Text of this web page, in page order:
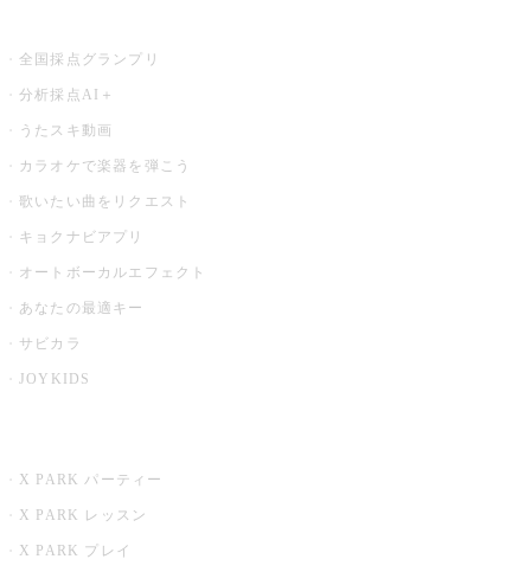
全国採点グランプリ
分析採点AI＋
うたスキ動画
カラオケで楽器を弾こう
歌いたい曲をリクエスト
キョクナビアプリ
オートボーカルエフェクト
あなたの最適キー
サビカラ
JOYKIDS
X PARK パーティー
X PARK レッスン
X PARK プレイ